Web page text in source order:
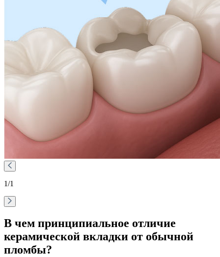
1/1
В чем принципиальное отличие
керамической вкладки от обычной
пломбы?